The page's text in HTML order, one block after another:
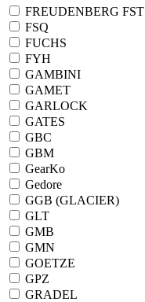
FREUDENBERG FST
FSQ
FUCHS
FYH
GAMBINI
GAMET
GARLOCK
GATES
GBC
GBM
GearKo
Gedore
GGB (GLACIER)
GLT
GMB
GMN
GOETZE
GPZ
GRADEL